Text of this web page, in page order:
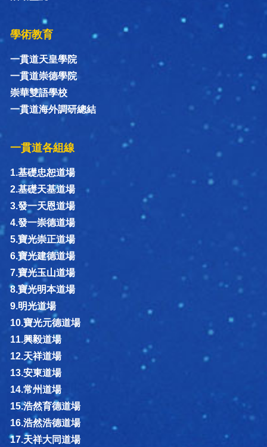
學術教育
一貫道天皇學院
一貫道崇德學院
崇華雙語學校
一貫道海外調研總結
一貫道各組線
1.基礎忠恕道場
2.基礎天基道場
3.發一天恩道場
4.發一崇德道場
5.寶光崇正道場
6.寶光建德道場
7.寶光玉山道場
8.寶光明本道場
9.明光道場
10.寶光元德道場
11.興毅道場
12.天祥道場
13.安東道場
14.常州道場
15.浩然育德道場
16.浩然浩德道場
17.天祥大同道場